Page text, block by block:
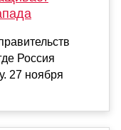
Россия
27 ноября